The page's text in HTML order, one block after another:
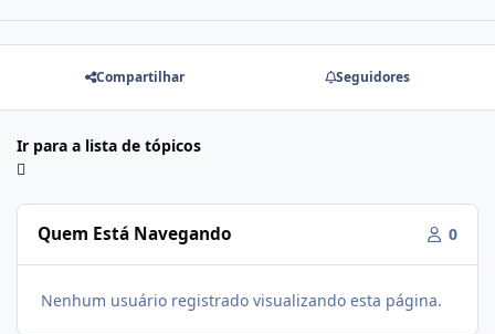
Compartilhar Seguidores
Ir para a lista de tópicos
Quem Está Navegando 0
Nenhum usuário registrado visualizando esta página.